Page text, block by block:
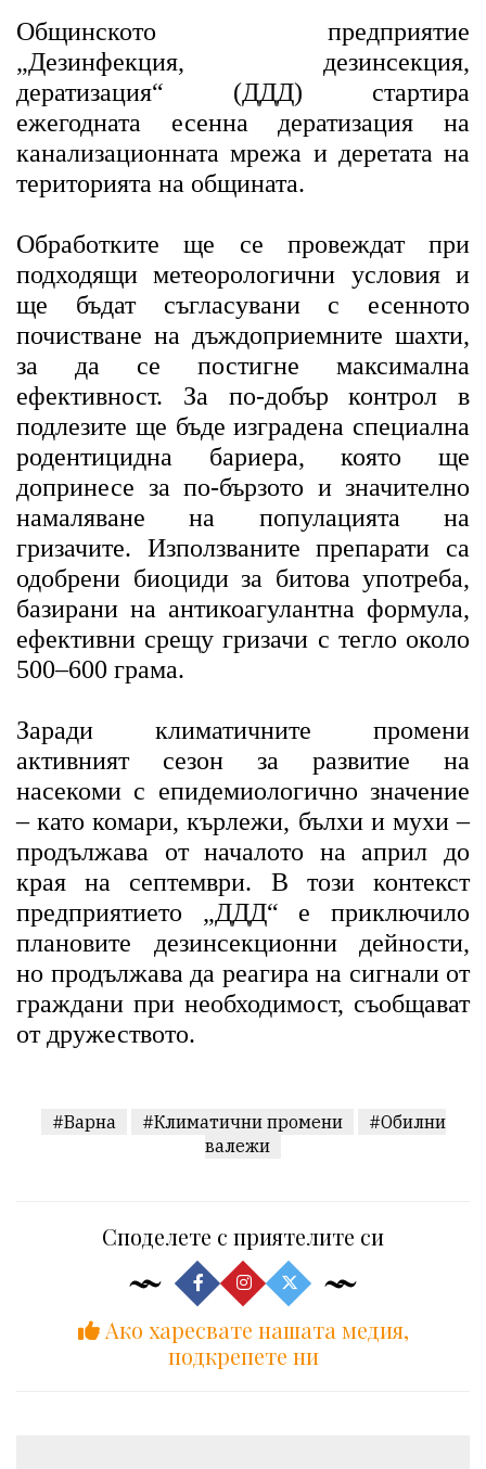
Общинското предприятие
„Дезинфекция, дезинсекция,
дератизация“ (ДДД) стартира
ежегодната есенна дератизация на
канализационната мрежа и деретата на
територията на общината.
Обработките ще се провеждат при
подходящи метеорологични условия и
ще бъдат съгласувани с есенното
почистване на дъждоприемните шахти,
за да се постигне максимална
ефективност. За по-добър контрол в
подлезите ще бъде изградена специална
родентицидна бариера, която ще
допринесе за по-бързото и значително
намаляване на популацията на
гризачите. Използваните препарати са
одобрени биоциди за битова употреба,
базирани на антикоагулантна формула,
ефективни срещу гризачи с тегло около
500–600 грама.
Заради климатичните промени
активният сезон за развитие на
насекоми с епидемиологично значение
– като комари, кърлежи, бълхи и мухи –
продължава от началото на април до
края на септември. В този контекст
предприятието „ДДД“ е приключило
плановите дезинсекционни дейности,
но продължава да реагира на сигнали от
граждани при необходимост, съобщават
от дружеството.
#Варна #Климатични промени
#Обилни
валежи
Споделете с приятелите си
Ако харесвате нашата медия,
подкрепете ни